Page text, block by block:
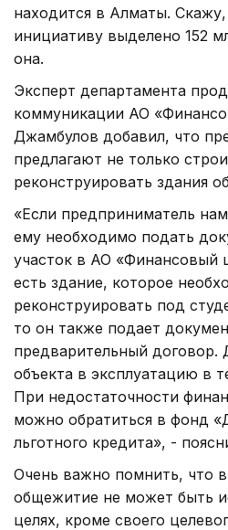
находится в Алматы. Скажу,
инициативу выделено 152
она.
Эксперт департамента
коммуникации АО
Джамбулов добавил, что
предлагают не только
реконструировать здания
«Если предприниматель
ему необходимо подать
участок в АО «Финансовый
есть здание, которое
реконструировать под
то он также подает
предварительный договор.
объекта в эксплуатацию в
При недостаточности
можно обратиться в фонд
льготного кредита», -
Очень важно помнить, что в
общежитие не может быть
целях, кроме своего